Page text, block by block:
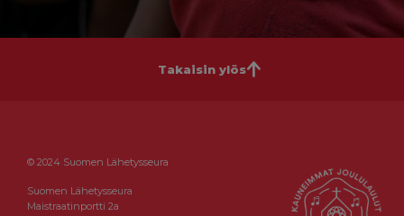
Takaisin ylös
© 2024 Suomen Lähetysseura
Suomen Lähetysseura
Maistraatinportti 2a